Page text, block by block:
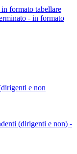
formato tabellare
- in formato
e non
(dirigenti e non) -